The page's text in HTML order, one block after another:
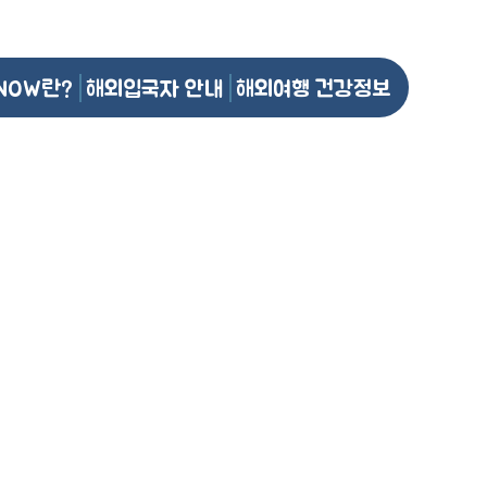
란? 해외입국자 안내 해외여행 건강정보